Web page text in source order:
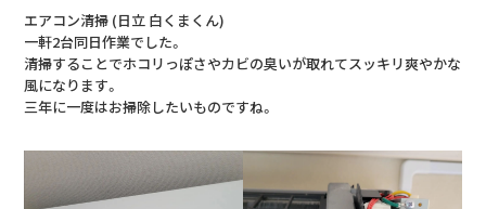
エアコン清掃 (日立 白くまくん)
一軒2台同日作業でした。
清掃することでホコリっぽさやカビの臭いが取れてスッキリ爽やかな
風になります。
三年に一度はお掃除したいものですね。